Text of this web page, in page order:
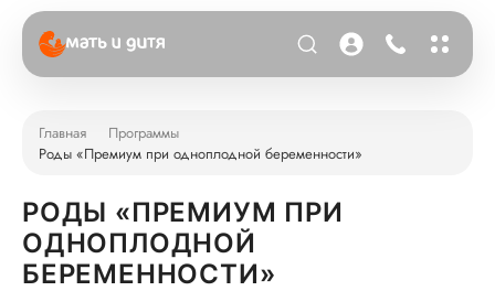
Главная
Программы
Роды «Премиум при одноплодной беременности»
РОДЫ «ПРЕМИУМ ПРИ
ОДНОПЛОДНОЙ
БЕРЕМЕННОСТИ»